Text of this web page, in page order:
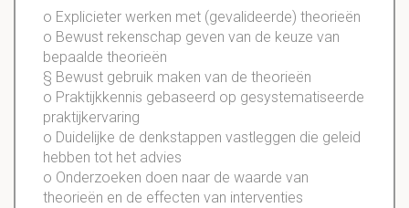
o Explicieter werken met (gevalideerde) theorieën
o Bewust rekenschap geven van de keuze van
bepaalde theorieën
§ Bewust gebruik maken van de theorieën
o Praktijkkennis gebaseerd op gesystematiseerde
praktijkervaring
o Duidelijke de denkstappen vastleggen die geleid
hebben tot het advies
o Onderzoeken doen naar de waarde van
theorieën en de effecten van interventies